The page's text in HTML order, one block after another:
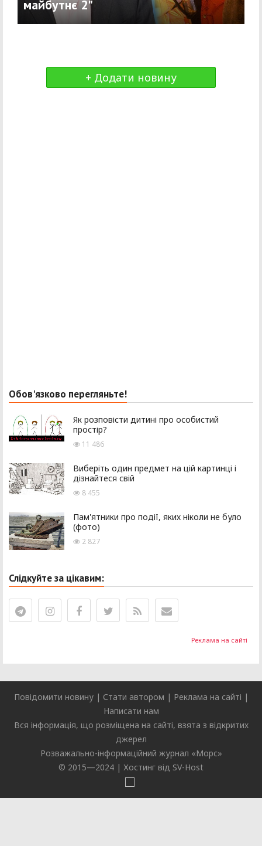
майбутнє 2"
+ Додати новину
Реклама на сайті
Обов'язково перегляньте!
Як розповісти дитині про особистий
простір?
11 486
Виберіть один предмет на цій картинці і
дізнайтеся свій
8 455
Пам'ятники про події, яких ніколи не було
(фото)
2 827
Слідкуйте за цікавим:
Повідомити новину| Стати автором | Реклама на сайті |
Написати нам
Вся інформація, що розміщена на сайті, взята з відкритих
джерел
Розважально-інформаційний журнал «Морс»
© 2015—2024 | Хостинг від SV-Host